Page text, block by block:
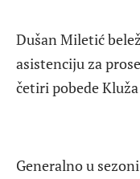
Dušan Miletić
asistenciju za
četiri pobede
Generalno u